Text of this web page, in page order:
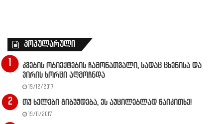
პოპულარული
კვების ობიექტების ჩამონათვალი, სადაც ცხენისა და
ვირის ხორცი აღმოჩნდა
19/12/2017
თუ ხელები გიბუჟდება, ეს აუცილებლად წაიკითხე!
19/11/2017